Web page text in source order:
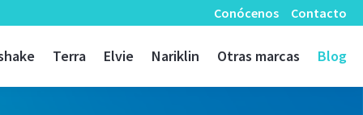
Conócenos Contacto
Terra Elvie Nariklin Otras marcas Blog